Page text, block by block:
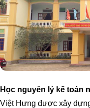
Học nguyên lý kế toán
Việt Hưng được xây